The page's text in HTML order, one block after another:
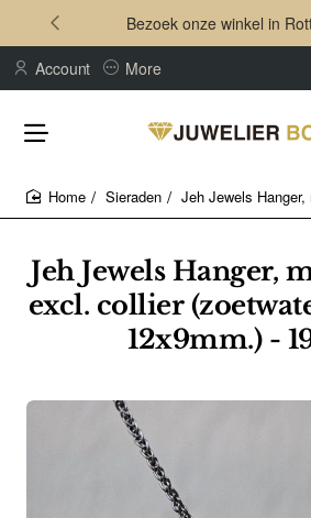
Bezoek onze winkel in
Account More
Jeh Jewels Hanger,
excl. collier
12x9mm.) -
Sieraden Jeh Jewels